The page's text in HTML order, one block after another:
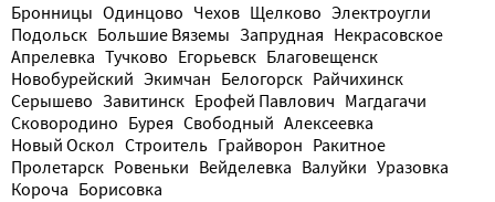
Бронницы Одинцово Чехов Щелково Электроугли
Подольск Большие Вяземы Запрудная Некрасовское
Апрелевка Тучково Егорьевск Благовещенск
Новобурейский Экимчан Белогорск Райчихинск
Серышево Завитинск Ерофей Павлович Магдагачи
Сковородино Бурея Свободный Алексеевка
Новый Оскол Строитель Грайворон Ракитное
Пролетарск Ровеньки Вейделевка Валуйки Уразовка
Короча Борисовка